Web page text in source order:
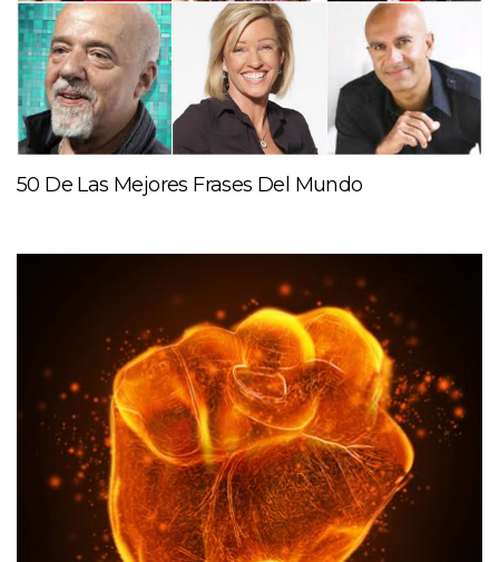
50 De Las Mejores Frases Del Mundo